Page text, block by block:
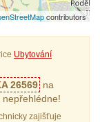
contributors
Ubytování
26569 na
zajišťuje